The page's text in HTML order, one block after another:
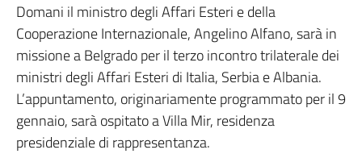
Domani il ministro degli Affari Esteri e della
Cooperazione Internazionale, Angelino Alfano, sarà in
missione a Belgrado per il terzo incontro trilaterale dei
ministri degli Affari Esteri di Italia, Serbia e Albania.
L’appuntamento, originariamente programmato per il 9
gennaio, sarà ospitato a Villa Mir, residenza
presidenziale di rappresentanza.